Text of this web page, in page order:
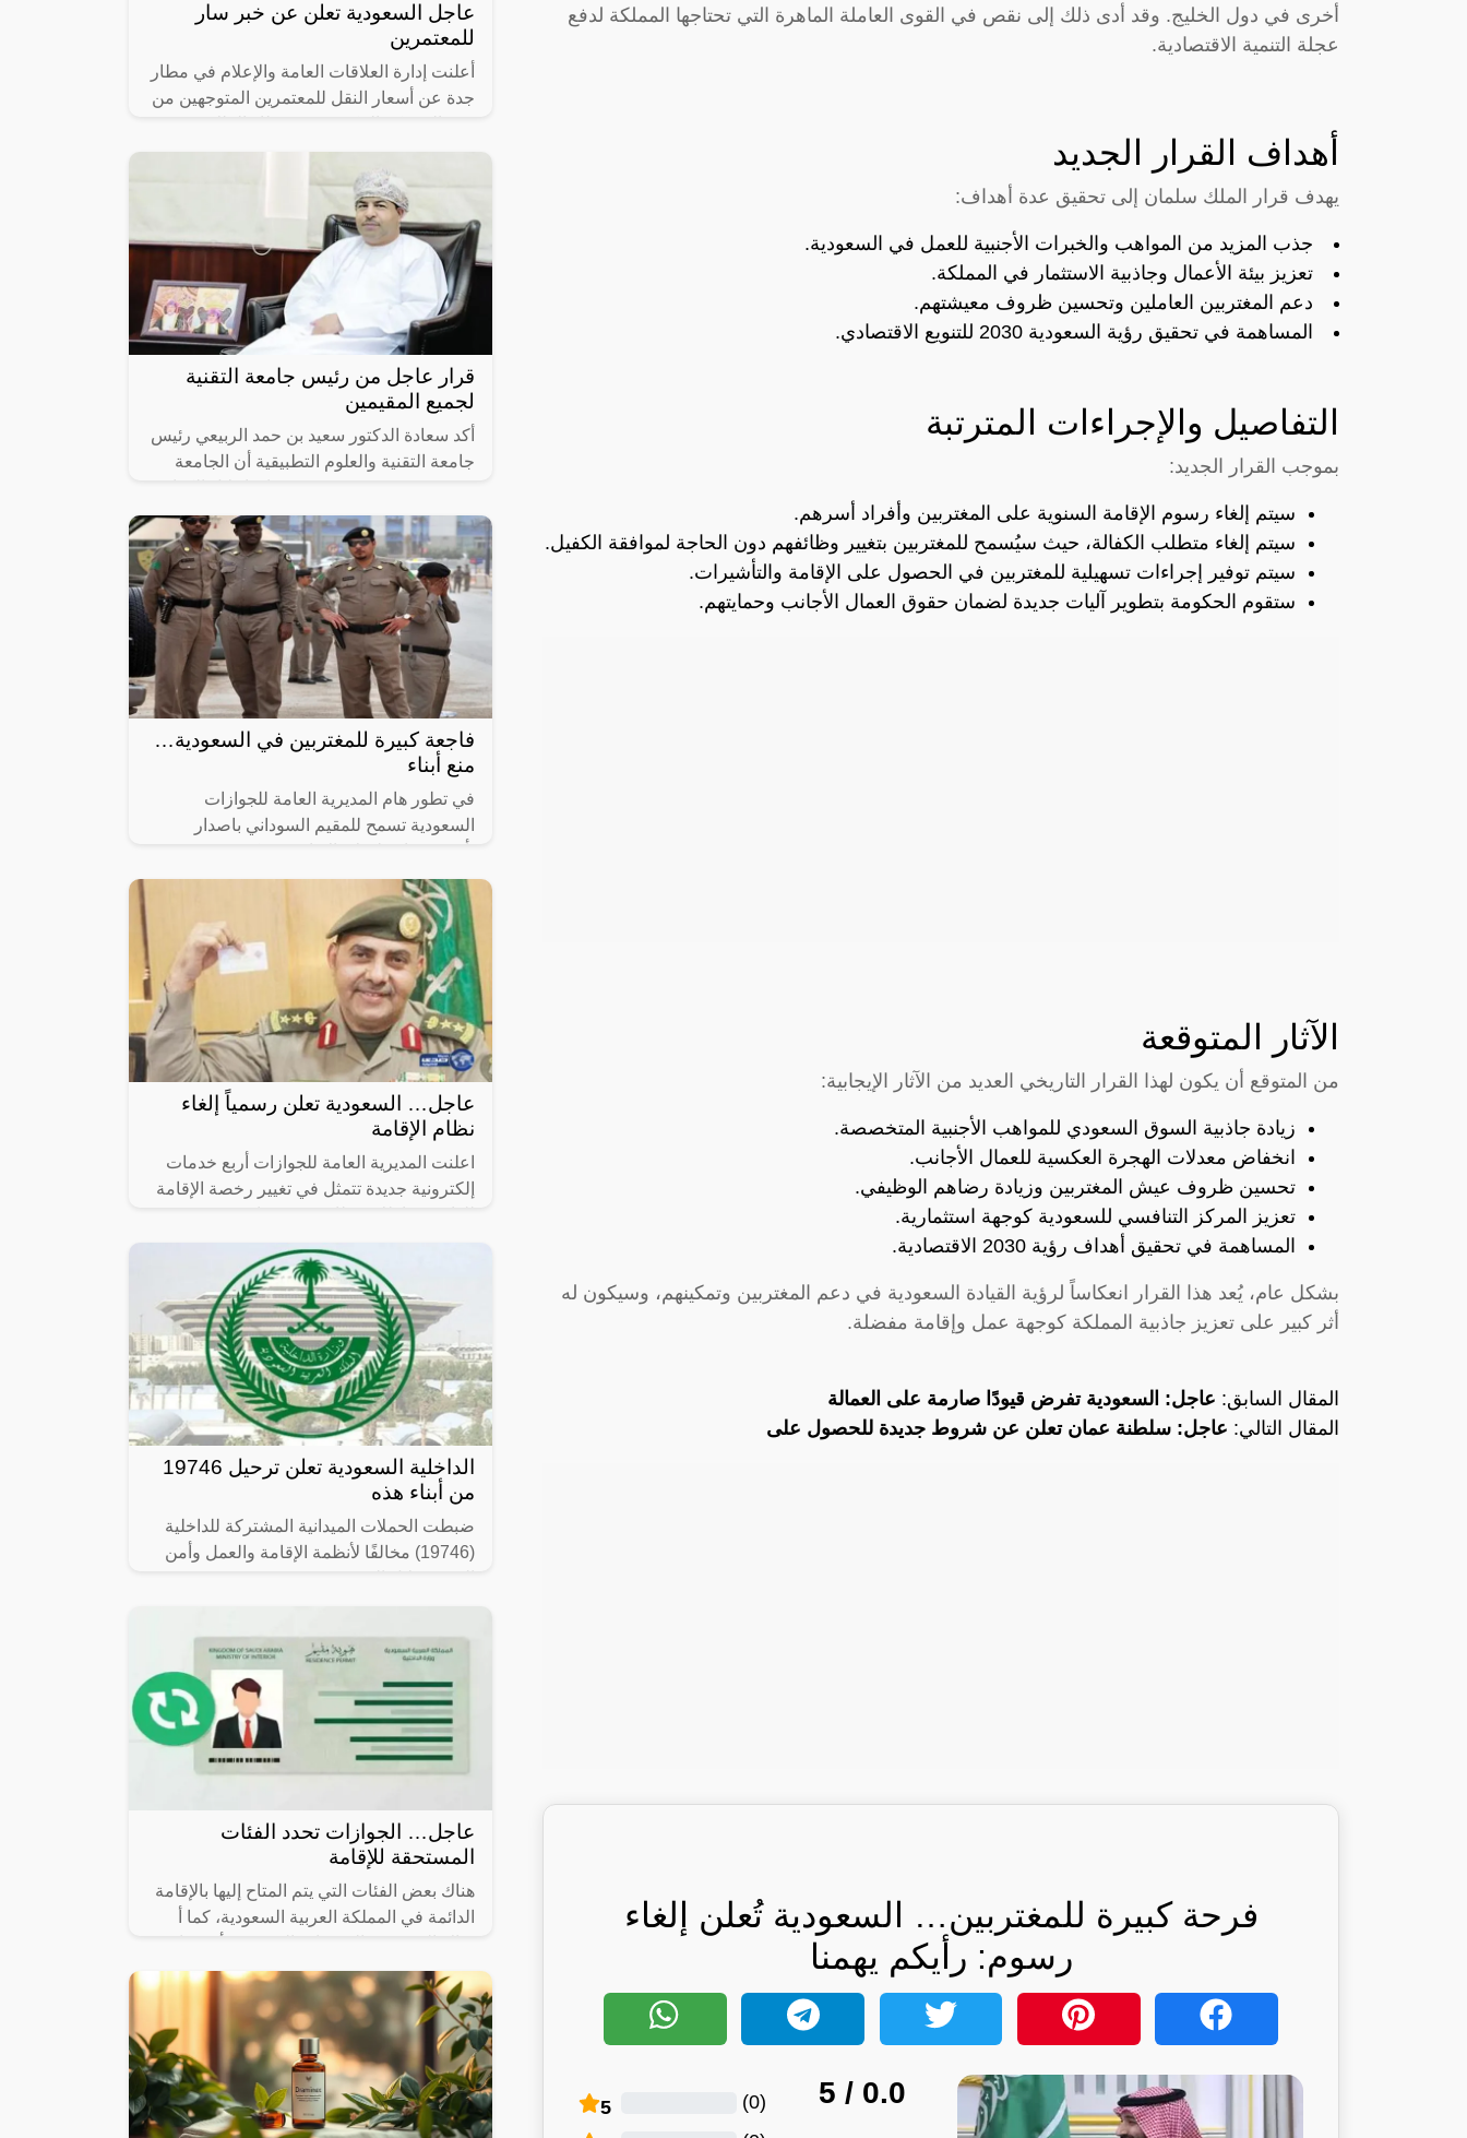
أخرى في دول الخليج. وقد أدى ذلك إلى نقص في القوى العاملة الماهرة التي تحتاجها المملكة لدفع
عجلة التنمية الاقتصادية.
أهداف القرار الجديد
يهدف قرار الملك سلمان إلى تحقيق عدة أهداف:
جذب المزيد من المواهب والخبرات الأجنبية للعمل في السعودية.
تعزيز بيئة الأعمال وجاذبية الاستثمار في المملكة.
دعم المغتربين العاملين وتحسين ظروف معيشتهم.
المساهمة في تحقيق رؤية السعودية 2030 للتنويع الاقتصادي.
التفاصيل والإجراءات المترتبة
بموجب القرار الجديد:
سيتم إلغاء رسوم الإقامة السنوية على المغتربين وأفراد أسرهم.
سيتم إلغاء متطلب الكفالة، حيث سيُسمح للمغتربين بتغيير وظائفهم دون الحاجة لموافقة الكفيل.
سيتم توفير إجراءات تسهيلية للمغتربين في الحصول على الإقامة والتأشيرات.
ستقوم الحكومة بتطوير آليات جديدة لضمان حقوق العمال الأجانب وحمايتهم.
الآثار المتوقعة
من المتوقع أن يكون لهذا القرار التاريخي العديد من الآثار الإيجابية:
زيادة جاذبية السوق السعودي للمواهب الأجنبية المتخصصة.
انخفاض معدلات الهجرة العكسية للعمال الأجانب.
تحسين ظروف عيش المغتربين وزيادة رضاهم الوظيفي.
تعزيز المركز التنافسي للسعودية كوجهة استثمارية.
المساهمة في تحقيق أهداف رؤية 2030 الاقتصادية.
بشكل عام، يُعد هذا القرار انعكاساً لرؤية القيادة السعودية في دعم المغتربين وتمكينهم، وسيكون له
أثر كبير على تعزيز جاذبية المملكة كوجهة عمل وإقامة مفضلة.
المقال السابق: عاجل: السعودية تفرض قيودًا صارمة على العمالة
المقال التالي: عاجل: سلطنة عمان تعلن عن شروط جديدة للحصول على
فرحة كبيرة للمغتربين… السعودية تُعلن إلغاء
رسوم: رأيكم يهمنا
0.0
/ 5
5 (
0
)
عاجل السعودية تعلن عن خبر سار
للمعتمرين
أعلنت إدارة العلاقات العامة والإعلام في مطار
جدة عن أسعار النقل للمعتمرين المتوجهين من
العزيز، والتي تعد من أقل الأسعار
قرار عاجل من رئيس جامعة التقنية
لجميع المقيمين
أكد سعادة الدكتور سعيد بن حمد الربيعي رئيس
جامعة التقنية والعلوم التطبيقية أن الجامعة
العمانية، الأول يعنى بإحلال
فاجعة كبيرة للمغتربين في السعودية…
منع أبناء
في تطور هام المديرية العامة للجوازات
السعودية تسمح للمقيم السوداني باصدار
الخطوة المتقدمة التزام المملكة بتعزيز الروابط
عاجل… السعودية تعلن رسمياً إلغاء
نظام الإقامة
اعلنت المديرية العامة للجوازات أربع خدمات
إلكترونية جديدة تتمثل في تغيير رخصة الإقامة
مقيم) بمميزات جديدة ومريحة لصاحب
الداخلية السعودية تعلن ترحيل 19746
من أبناء هذه
ضبطت الحملات الميدانية المشتركة للداخلية
(19746) مخالفًا لأنظمة الإقامة والعمل وأمن
عاجل… الجوازات تحدد الفئات
المستحقة للإقامة
هناك بعض الفئات التي يتم المتاح إليها بالإقامة
الدائمة في المملكة العربية السعودية، كما أ
في هذه الإقامات، لذا سوف